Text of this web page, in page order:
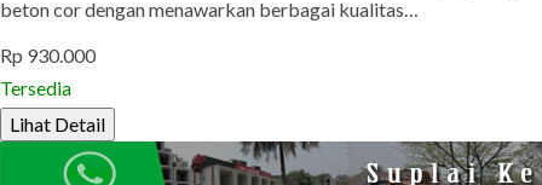
beton cor dengan menawarkan berbagai kualitas…
Rp 930.000
Tersedia
Lihat Detail